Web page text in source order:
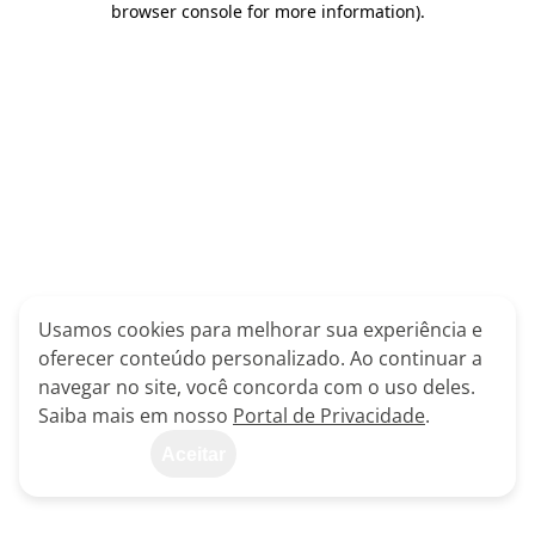
browser console for more information).
Usamos cookies para melhorar sua experiência e
oferecer conteúdo personalizado. Ao continuar a
navegar no site, você concorda com o uso deles.
Saiba mais em nosso Portal de Privacidade.